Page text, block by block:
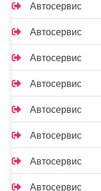
Автосервис
Автосервис
Автосервис
Автосервис
Автосервис
Автосервис
Автосервис
Автосервис